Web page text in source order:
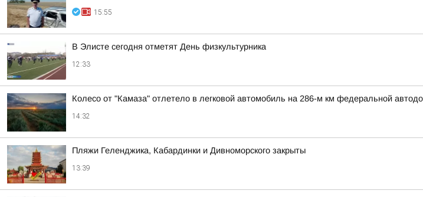
15:55
В Элисте сегодня отметят День физкультурника
12:33
Колесо от "Камаза" отлетело в легковой автомобиль на 286-м км федеральной
14:32
Пляжи Геленджика, Кабардинки и Дивноморского закрыты
13:39